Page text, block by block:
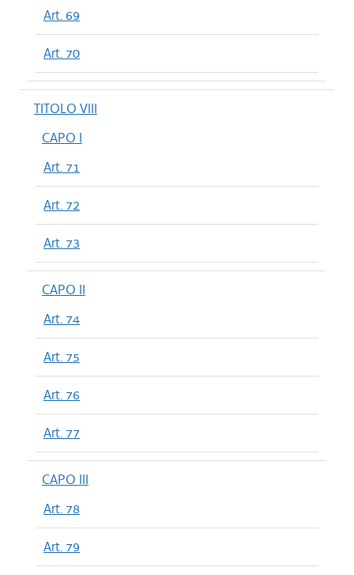
Art. 69
Art. 70
TITOLO VIII
CAPO I
Art. 71
Art. 72
Art. 73
CAPO II
Art. 74
Art. 75
Art. 76
Art. 77
CAPO III
Art. 78
Art. 79